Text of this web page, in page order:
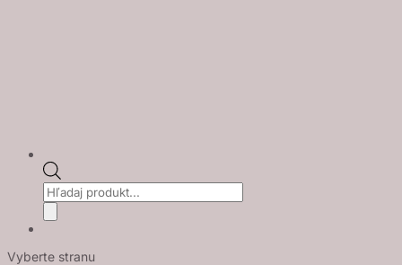
Products
search
Vyberte stranu